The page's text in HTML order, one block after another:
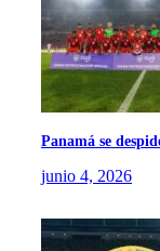
Panamá se
junio 4, 2026